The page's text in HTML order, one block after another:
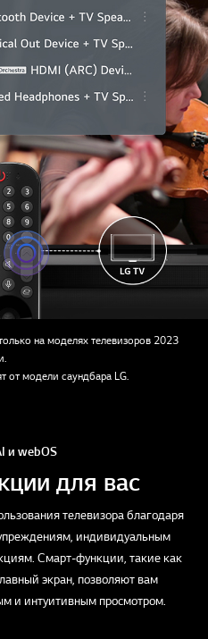
на моделях телевизоров 2023
модели саундбара LG.
и webOS
для вас
телевизора благодаря
индивидуальным
Смарт-функции, такие как
экран, позволяют вам
и интуитивным просмотром.